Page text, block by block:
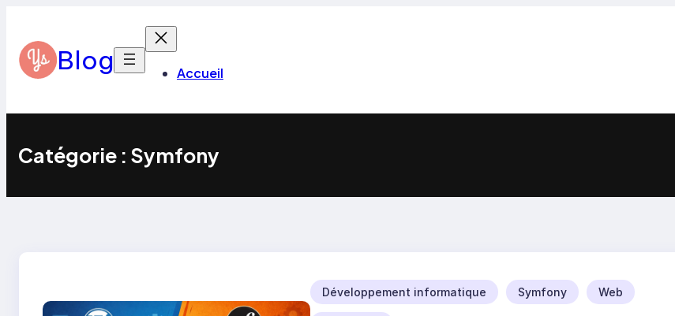
contenu
Blog Accueil
Catégorie : Symfony
Développement informatique Symfony Web